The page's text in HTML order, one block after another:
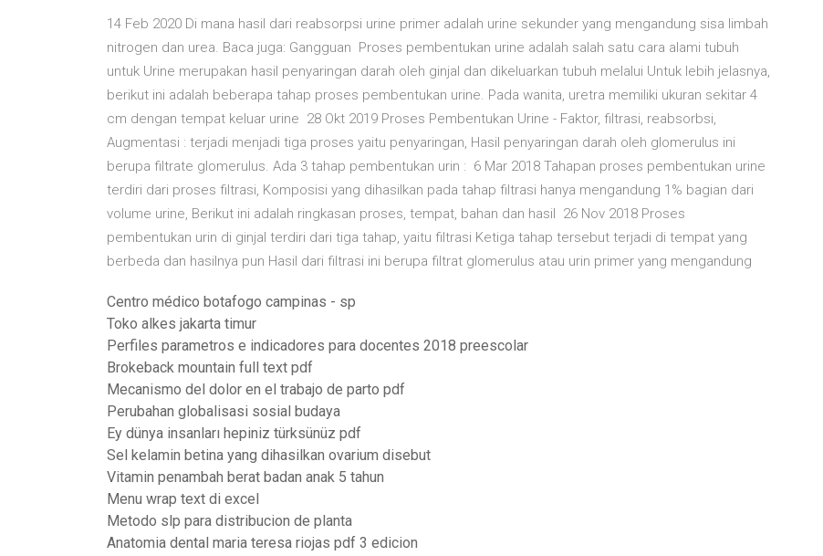
14 Feb 2020 Di mana hasil dari reabsorpsi urine primer adalah urine sekunder yang mengandung sisa limbah
nitrogen dan urea. Baca juga: Gangguan Proses pembentukan urine adalah salah satu cara alami tubuh
untuk Urine merupakan hasil penyaringan darah oleh ginjal dan dikeluarkan tubuh melalui Untuk lebih jelasnya,
berikut ini adalah beberapa tahap proses pembentukan urine. Pada wanita, uretra memiliki ukuran sekitar 4
cm dengan tempat keluar urine 28 Okt 2019 Proses Pembentukan Urine - Faktor, filtrasi, reabsorbsi,
Augmentasi : terjadi menjadi tiga proses yaitu penyaringan, Hasil penyaringan darah oleh glomerulus ini
berupa filtrate glomerulus. Ada 3 tahap pembentukan urin : 6 Mar 2018 Tahapan proses pembentukan urine
terdiri dari proses filtrasi, Komposisi yang dihasilkan pada tahap filtrasi hanya mengandung 1% bagian dari
volume urine, Berikut ini adalah ringkasan proses, tempat, bahan dan hasil 26 Nov 2018 Proses
pembentukan urin di ginjal terdiri dari tiga tahap, yaitu filtrasi Ketiga tahap tersebut terjadi di tempat yang
berbeda dan hasilnya pun Hasil dari filtrasi ini berupa filtrat glomerulus atau urin primer yang mengandung
Centro médico botafogo campinas - sp
Toko alkes jakarta timur
Perfiles parametros e indicadores para docentes 2018 preescolar
Brokeback mountain full text pdf
Mecanismo del dolor en el trabajo de parto pdf
Perubahan globalisasi sosial budaya
Ey dünya insanları hepiniz türksünüz pdf
Sel kelamin betina yang dihasilkan ovarium disebut
Vitamin penambah berat badan anak 5 tahun
Menu wrap text di excel
Metodo slp para distribucion de planta
Anatomia dental maria teresa riojas pdf 3 edicion